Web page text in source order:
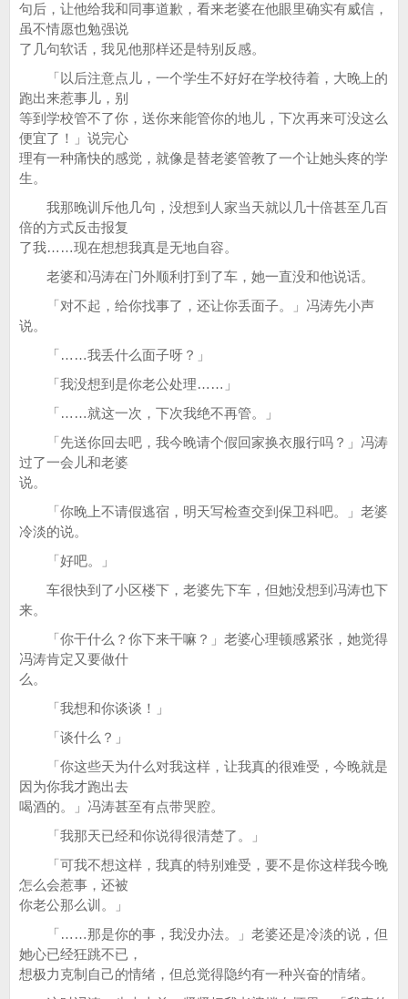
句后，让他给我和同事道歉，看来老婆在他眼里确实有威信，
虽不情愿也勉强说
了几句软话，我见他那样还是特别反感。
「以后注意点儿，一个学生不好好在学校待着，大晚上的
跑出来惹事儿，别
等到学校管不了你，送你来能管你的地儿，下次再来可没这么
便宜了！」说完心
理有一种痛快的感觉，就像是替老婆管教了一个让她头疼的学
生。
我那晚训斥他几句，没想到人家当天就以几十倍甚至几百
倍的方式反击报复
了我……现在想想我真是无地自容。
老婆和冯涛在门外顺利打到了车，她一直没和他说话。
「对不起，给你找事了，还让你丢面子。」冯涛先小声
说。
「……我丢什么面子呀？」
「我没想到是你老公处理……」
「……就这一次，下次我绝不再管。」
「先送你回去吧，我今晚请个假回家换衣服行吗？」冯涛
过了一会儿和老婆
说。
「你晚上不请假逃宿，明天写检查交到保卫科吧。」老婆
冷淡的说。
「好吧。」
车很快到了小区楼下，老婆先下车，但她没想到冯涛也下
来。
「你干什么？你下来干嘛？」老婆心理顿感紧张，她觉得
冯涛肯定又要做什
么。
「我想和你谈谈！」
「谈什么？」
「你这些天为什么对我这样，让我真的很难受，今晚就是
因为你我才跑出去
喝酒的。」冯涛甚至有点带哭腔。
「我那天已经和你说得很清楚了。」
「可我不想这样，我真的特别难受，要不是你这样我今晚
怎么会惹事，还被
你老公那么训。」
「……那是你的事，我没办法。」老婆还是冷淡的说，但
她心已经狂跳不已，
想极力克制自己的情绪，但总觉得隐约有一种兴奋的情绪。